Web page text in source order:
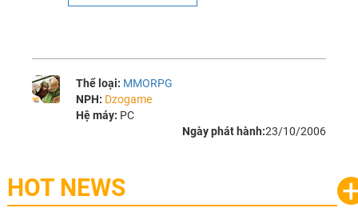
Thể loại: MMORPG
NPH: Dzogame
Hệ máy: PC
Ngày phát hành:23/10/2006
HOT NEWS